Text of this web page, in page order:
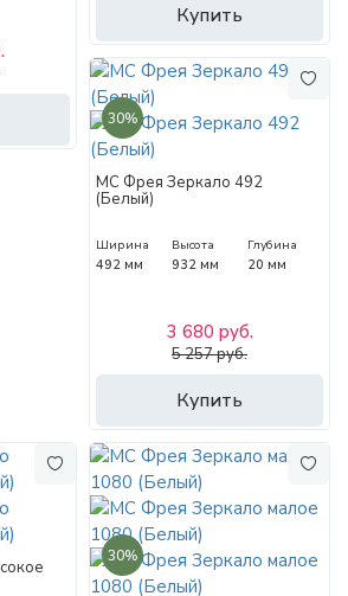
Купить
30%
МС Фрея Зеркало 492
(Белый)
Ширина
492 мм
Высота
932 мм
Глубина
20 мм
Купить
3 680 руб.
5 257 руб.
30%